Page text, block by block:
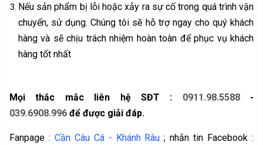
Nếu sản phẩm bị lỗi hoặc xảy ra sự cố trong quá trình vận
chuyển, sử dụng. Chúng tôi sẽ hỗ trợ ngay cho quý khách
hàng và sẽ chịu trách nhiệm hoàn toàn để phục vụ khách
hàng tốt nhất
Mọi thắc mắc liên hệ SĐT : 0911.98.5588-
039.6908.996 để được giải đáp.
Fanpage : Cần Câu Cá - Khánh Râu ; nhắn tin Facebook :